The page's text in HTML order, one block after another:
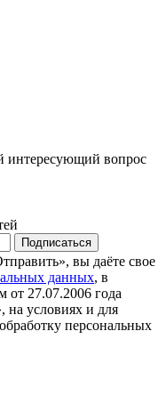
интересующий вопрос
Подписаться
вы даёте свое
данных, в
от 27.07.2006 года
условиях и для
персональных